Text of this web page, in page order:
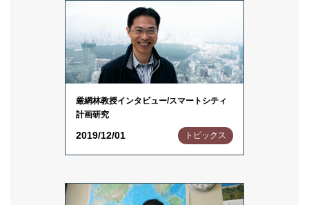
厳網林教授インタビュー/スマートシティ
計画研究
2019/12/01 トピックス